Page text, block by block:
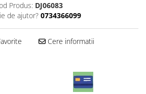
Produs: DJ06083
de ajutor? 0734366099
Cere informatii